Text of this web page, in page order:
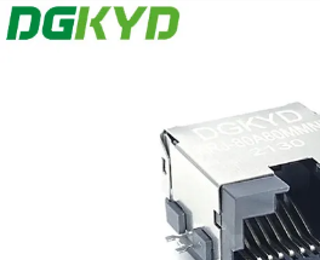
PRODUITS
Keyouda
Electronic
Technology